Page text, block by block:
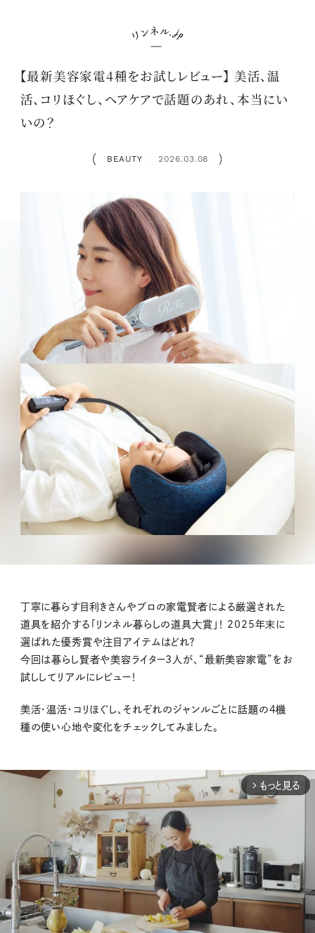
【最新美容家電4種をお試しレビュー】 美活、温
活、コリほぐし、ヘアケアで話題のあれ、本当にい
いの？
BEAUTY ： 2026.03.08
丁寧に暮らす目利きさんやプロの家電賢者による厳選された
道具を紹介する「リンネル暮らしの道具大賞」！ 2025年末に
選ばれた優秀賞や注目アイテムはどれ？
今回は暮らし賢者や美容ライター3人が、 “最新美容家電”をお
試ししてリアルにレビュー！
美活・温活・コリほぐし、それぞれのジャンルごとに話題の4機
種の使い心地や変化をチェックしてみました。
arrow_forward_ios もっと見る